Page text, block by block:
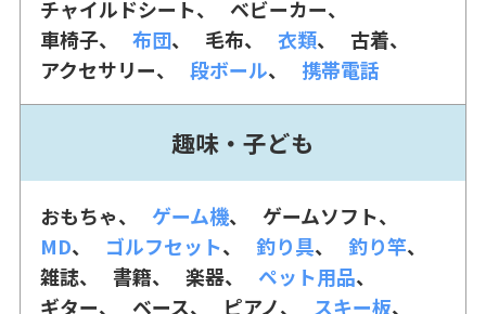
チャイルドシート
ベビーカー
車椅子
布団 毛布 衣類
古着
アクセサリー
段ボール 携帯電話
趣味・子ども
おもちゃ ゲーム機
ゲームソフト
MD
ゴルフセット 釣り具
釣り竿
雑誌
書籍 楽器
ペット用品
ギター
ベース ピアノ スキー板